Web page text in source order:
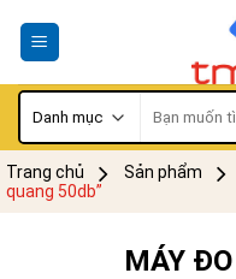
kiếm:
Trang chủ Sản phẩm
quang 50db”
MÁY